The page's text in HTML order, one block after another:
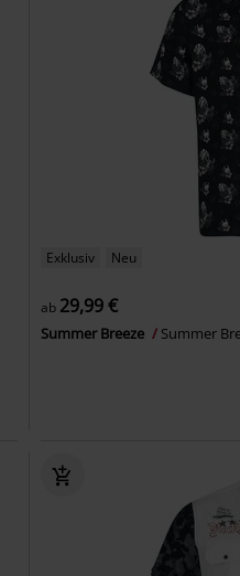
Exklusiv Neu
ab 29,99 €
Summer Breeze Summer